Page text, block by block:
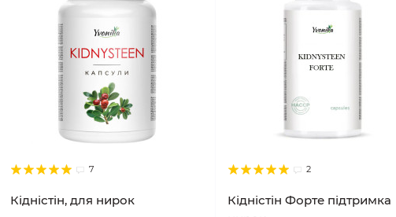
7
Кідністін, для нирок
2
Кідністін Форте підтримка